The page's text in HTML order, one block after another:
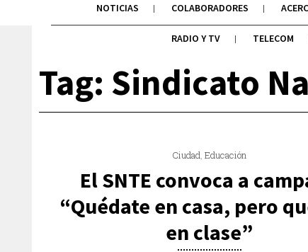
NOTICIAS COLABORADORES
RADIO Y TV TELECOM
Tag: Sindicato
Ciudad,Educación
El SNTE convoca a
“Quédate en casa, pero
en clase”